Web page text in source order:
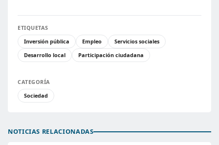
ETIQUETAS
Inversión pública
Empleo
Servicios sociales
Desarrollo local
Participación ciudadana
CATEGORÍA
Sociedad
NOTICIAS RELACIONADAS